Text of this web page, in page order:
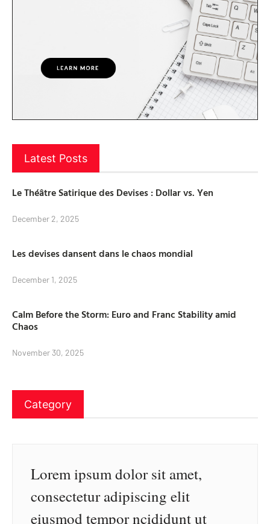
Latest Posts
Le Théâtre Satirique des Devises : Dollar vs. Yen
December 2, 2025
Les devises dansent dans le chaos mondial
December 1, 2025
Calm Before the Storm: Euro and Franc Stability amid
Chaos
November 30, 2025
Category
Lorem ipsum dolor sit amet,
consectetur adipiscing elit
eiusmod tempor ncididunt ut